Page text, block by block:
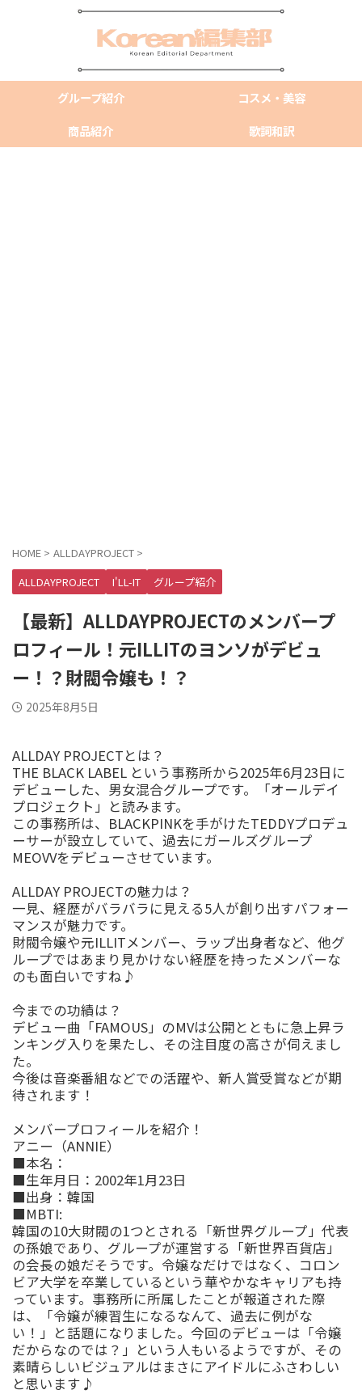
グループ紹介
コスメ・美容
商品紹介
歌詞和訳
HOME > ALLDAYPROJECT >
ALLDAYPROJECT
I'LL-IT グループ紹介
【最新】ALLDAYPROJECTのメンバープ
ロフィール！元ILLITのヨンソがデビュ
ー！？財閥令嬢も！？
2025年8月5日
ALLDAY PROJECTとは？
THE BLACK LABEL という事務所から2025年6月23日 に
デビューした、男女混合グループです。「オールデイ
プロジェクト」と読みます。
この事務所は、 BLACKPINKを手がけたTEDDYプロデュ
ーサーが設立していて、過去にガールズグループ
MEOVVをデビューさせています。
ALLDAY PROJECTの魅力は？
一見、経歴がバラバラに見える5人が創り出すパフォー
マンスが魅力です。
財閥令嬢や元ILLITメンバー、ラップ出身者など、他グ
ループではあまり見かけない経歴を持ったメンバーな
のも面白いですね ♪
今までの功績は？
デビュー曲「FAMOUS」 のMVは公開とともに急上昇ラ
ンキング入りを果たし、その注目度の高さが伺えまし
た。
今後は音楽番組などでの活躍や、新人賞受賞などが期
待されます！
メンバープロフィールを紹介！
アニー （ANNIE）
■本名：
■生年月日： 2002年1月23日
■出身： 韓国
■MBTI:
韓国の10大財閥の1つとされる「新世界グループ」代表
の孫娘であり、グループが運営する「新世界百貨店」
の会長の娘だそうです。令嬢なだけではなく、コロン
ビア大学を卒業しているという華やかなキャリアも持
っています。事務所に所属したことが報道された際
は、「令嬢が練習生になるなんて、過去に例がな
い！」と話題になりました。今回のデビューは「令嬢
だからなのでは？」という人もいるようですが、その
素晴らしいビジュアルはまさにアイドルにふさわしい
と思います ♪